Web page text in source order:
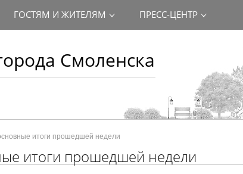
Смоленска
ГОСТЯМ И ЖИТЕЛЯМ ПРЕСС-ЦЕНТР
итоги прошедшей недели
итоги прошедшей недели